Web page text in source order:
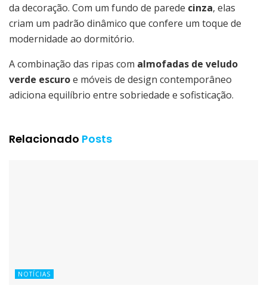
da decoração. Com um fundo de parede cinza, elas
criam um padrão dinâmico que confere um toque de
modernidade ao dormitório.
A combinação das ripas com almofadas de veludo
verde escuroe móveis de design contemporâneo
adiciona equilíbrio entre sobriedade e sofisticação.
Relacionado Posts
NOTÍCIAS